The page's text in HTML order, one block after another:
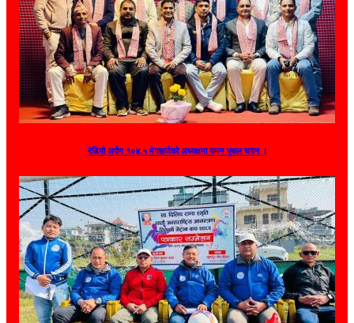
रेडियो अर्पण १०४.५ मेगाहर्जको अध्यक्षमा यमन भुषाल चयन ।